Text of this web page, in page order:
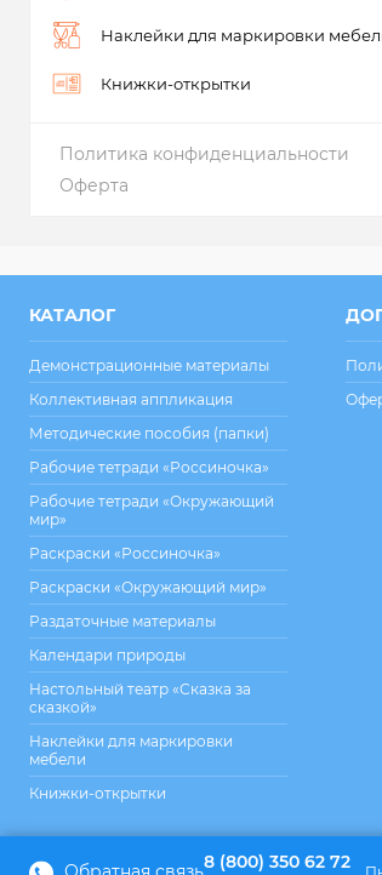
Наклейки для маркировки
Книжки-открытки
Политика конфиденциальности
Оферта
КАТАЛОГ
Демонстрационные материалы
Коллективная аппликация
Методические пособия (папки)
Рабочие тетради «Россиночка»
Рабочие тетради «Окружающий
мир»
Раскраски «Россиночка»
Раскраски «Окружающий мир»
Раздаточные материалы
Календари природы
Настольный театр «Сказка за
сказкой»
Наклейки для маркировки
мебели
Книжки-открытки
8 (800) 350 62 72